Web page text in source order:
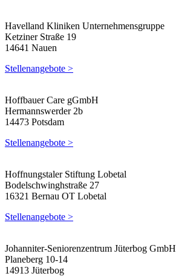
Havelland Kliniken Unternehmensgruppe
Ketziner Straße 19
14641 Nauen
Stellenangebote >
Hoffbauer Care gGmbH
Hermannswerder 2b
14473 Potsdam
Stellenangebote >
Hoffnungstaler Stiftung Lobetal
Bodelschwinghstraße 27
16321 Bernau OT Lobetal
Stellenangebote >
Johanniter-Seniorenzentrum Jüterbog GmbH
Planeberg 10-14
14913 Jüterbog